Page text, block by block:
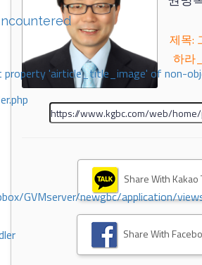
property 'airticle_title_image' of non-
GVMserver/newgbc/application/
제목:
하라
Share With Kakao
Share With